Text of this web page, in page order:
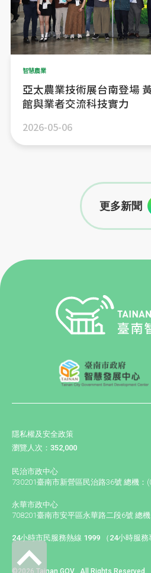
亞太農業技術展台南登場
館與業者交流科技實力
智慧農業
2026-05-06
更多新聞
隱私權及安全政策
瀏覽人次：352,000
民治市政中心
730201臺南市新營區民治路36號 總機：
永華市政中心
708201臺南市安平區永華路二段6號 總
24小時市民服務熱線 1999 （24小時服務
©2026 Tainan GOV . All Rights Reserved.